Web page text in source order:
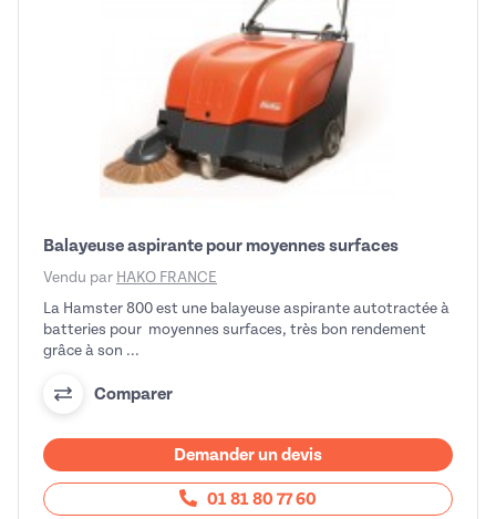
Balayeuse aspirante pour moyennes surfaces
Vendu par HAKO FRANCE
La Hamster 800 est une balayeuse aspirante autotractée à
batteries pour moyennes surfaces, très bon rendement
grâce à son ...
Comparer
Demander un devis
01 81 80 77 60